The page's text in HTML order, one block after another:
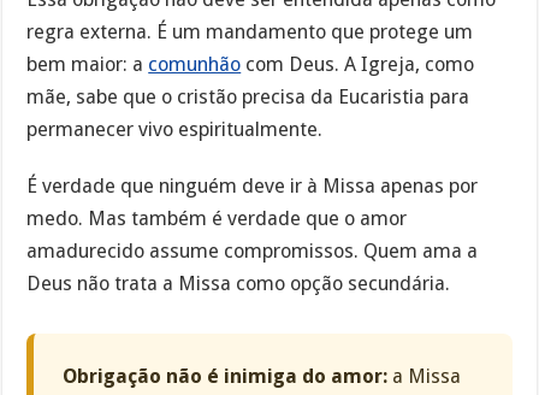
regra externa. É um mandamento que protege um
bem maior: a comunhão com Deus. A Igreja, como
mãe, sabe que o cristão precisa da Eucaristia para
permanecer vivo espiritualmente.
É verdade que ninguém deve ir à Missa apenas por
medo. Mas também é verdade que o amor
amadurecido assume compromissos. Quem ama a
Deus não trata a Missa como opção secundária.
Obrigação não é inimiga do amor: a Missa